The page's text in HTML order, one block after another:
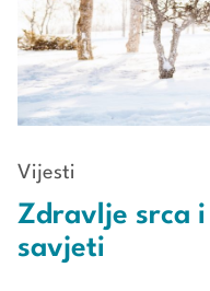
Vijesti
Zdravlje srca
savjeti